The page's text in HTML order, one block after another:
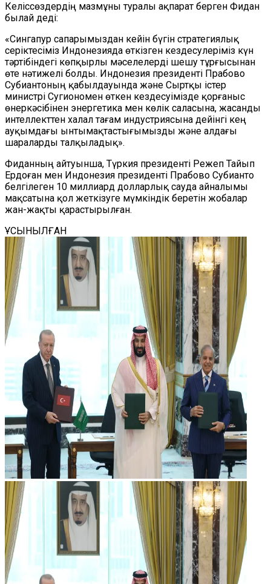
Келіссөздердің мазмұны туралы ақпарат берген Фидан
былай деді:
«Сингапур сапарымыздан кейін бүгін стратегиялық
серіктесіміз Индонезияда өткізген кездесулеріміз күн
тәртібіндегі көпқырлы мәселелерді шешу тұрғысынан
өте нәтижелі болды. Индонезия президенті Прабово
Субиантоның қабылдауында және Сыртқы істер
министрі Сугиономен өткен кездесуімізде қорғаныс
өнеркәсібінен энергетика мен көлік саласына, жасанды
интеллекттен халал тағам индустриясына дейінгі кең
ауқымдағы ынтымақтастығымызды және алдағы
шараларды талқыладық».
Фиданның айтуынша, Түркия президенті Режеп Тайып
Ердоған мен Индонезия президенті Прабово Субианто
белгілеген 10 миллиард долларлық сауда айналымы
мақсатына қол жеткізуге мүмкіндік беретін жобалар
жан-жақты қарастырылған.
ҰСЫНЫЛҒАН